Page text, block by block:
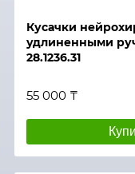
Кусачки
удлиненными
28.1236.31
55 000 ₸